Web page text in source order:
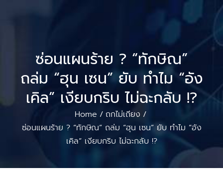
ซ่อนแผนร้าย ? “ทักษิณ”
ถล่ม “ฮุน เซน” ยับ ทำไม “อัง
เคิล” เงียบกริบ ไม่ฉะกลับ !?
Home / ถกไม่เถียง /
ซ่อนแผนร้าย ? “ทักษิณ” ถล่ม “ฮุน เซน” ยับ ทำไม “อัง
เคิล” เงียบกริบ ไม่ฉะกลับ !?